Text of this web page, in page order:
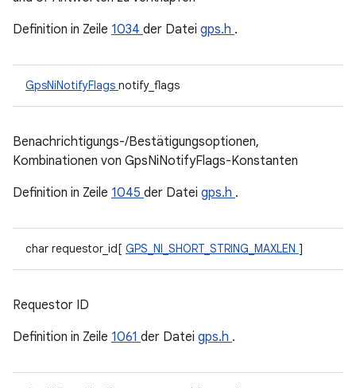
Definition in Zeile 1034 der Datei gps.h .
GpsNiNotifyFlags notify_flags
Benachrichtigungs-/Bestätigungsoptionen,
Kombinationen von GpsNiNotifyFlags-Konstanten
Definition in Zeile 1045 der Datei gps.h .
char requestor_id[ GPS_NI_SHORT_STRING_MAXLEN ]
Requestor ID
Definition in Zeile 1061 der Datei gps.h .